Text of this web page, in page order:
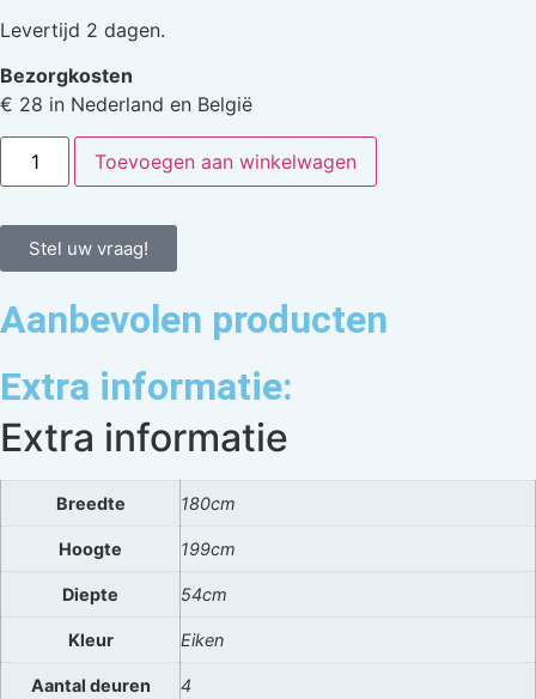
Levertijd 2 dagen.
Bezorgkosten
€ 28 in Nederland en België
Toevoegen aan winkelwagen
Stel uw vraag!
Aanbevolen producten
Extra informatie:
Extra informatie
Breedte 180cm
Hoogte 199cm
Diepte 54cm
Kleur Eiken
Aantal deuren 4